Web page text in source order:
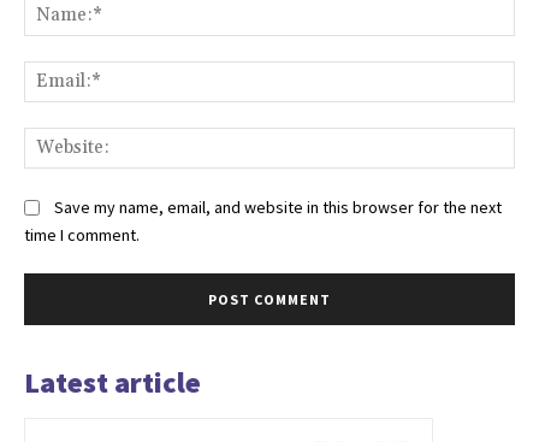
Save my name, email, and website in this browser for the next
time I comment.
Latest article